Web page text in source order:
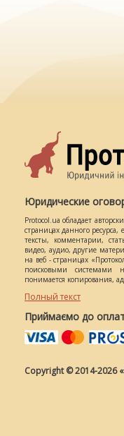
Юридические
Protocol.ua обладает
страницах данного
тексты, комментарии,
видео, аудио, другие
на веб - страницах
поисковыми системами
понимается копирования,
Полный текст
Приймаємо до
Copyright © 2014-2026